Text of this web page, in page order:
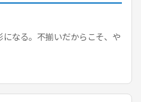
なる。不揃いだからこそ、や